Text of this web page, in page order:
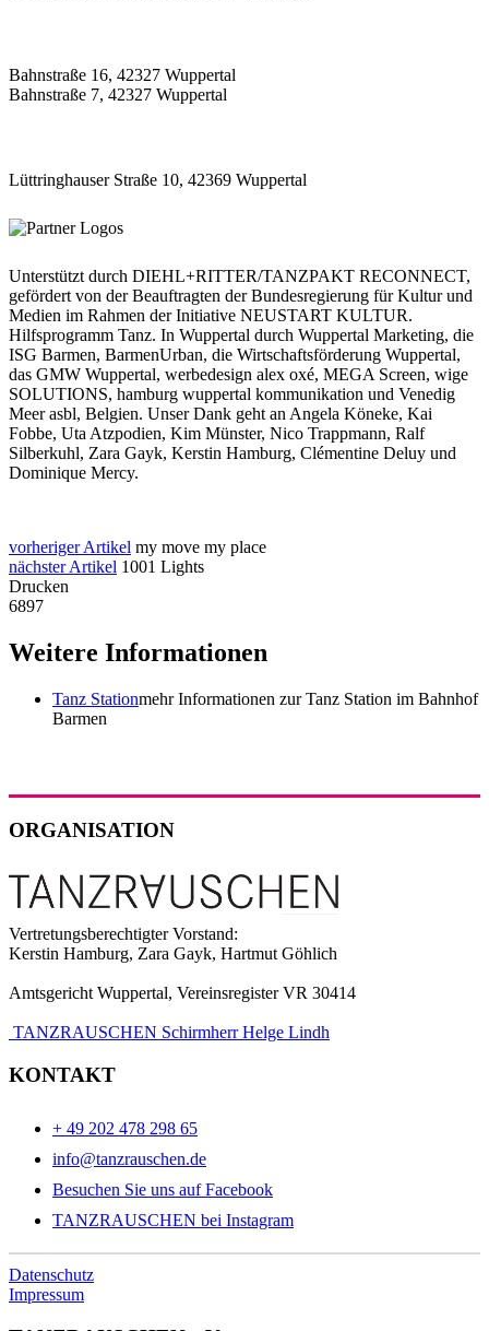
Bahnstraße 16, 42327 Wuppertal
Bahnstraße 7, 42327 Wuppertal
Lüttringhauser Straße 10, 42369 Wuppertal
Unterstützt durch DIEHL+RITTER/TANZPAKT RECONNECT,
gefördert von der Beauftragten der Bundesregierung für Kultur und
Medien im Rahmen der Initiative NEUSTART KULTUR.
Hilfsprogramm Tanz. In Wuppertal durch Wuppertal Marketing, die
ISG Barmen, BarmenUrban, die Wirtschaftsförderung Wuppertal,
das GMW Wuppertal, werbedesign alex oxé, MEGA Screen, wige
SOLUTIONS, hamburg wuppertal kommunikation und Venedig
Meer asbl, Belgien. Unser Dank geht an Angela Köneke, Kai
Fobbe, Uta Atzpodien, Kim Münster, Nico Trappmann, Ralf
Silberkuhl, Zara Gayk, Kerstin Hamburg, Clémentine Deluy und
Dominique Mercy.
vorheriger Artikel my move my place
nächster Artikel 1001 Lights
Drucken
6897
Weitere Informationen
Tanz Stationmehr Informationen zur Tanz Station im Bahnhof
Barmen
ORGANISATION
Vertretungsberechtigter Vorstand:
Kerstin Hamburg, Zara Gayk, Hartmut Göhlich
Amtsgericht Wuppertal, Vereinsregister VR 30414
TANZRAUSCHEN Schirmherr Helge Lindh
KONTAKT
+ 49 202 478 298 65
info@tanzrauschen.de
Besuchen Sie uns auf Facebook
TANZRAUSCHEN bei Instagram
Datenschutz
Impressum